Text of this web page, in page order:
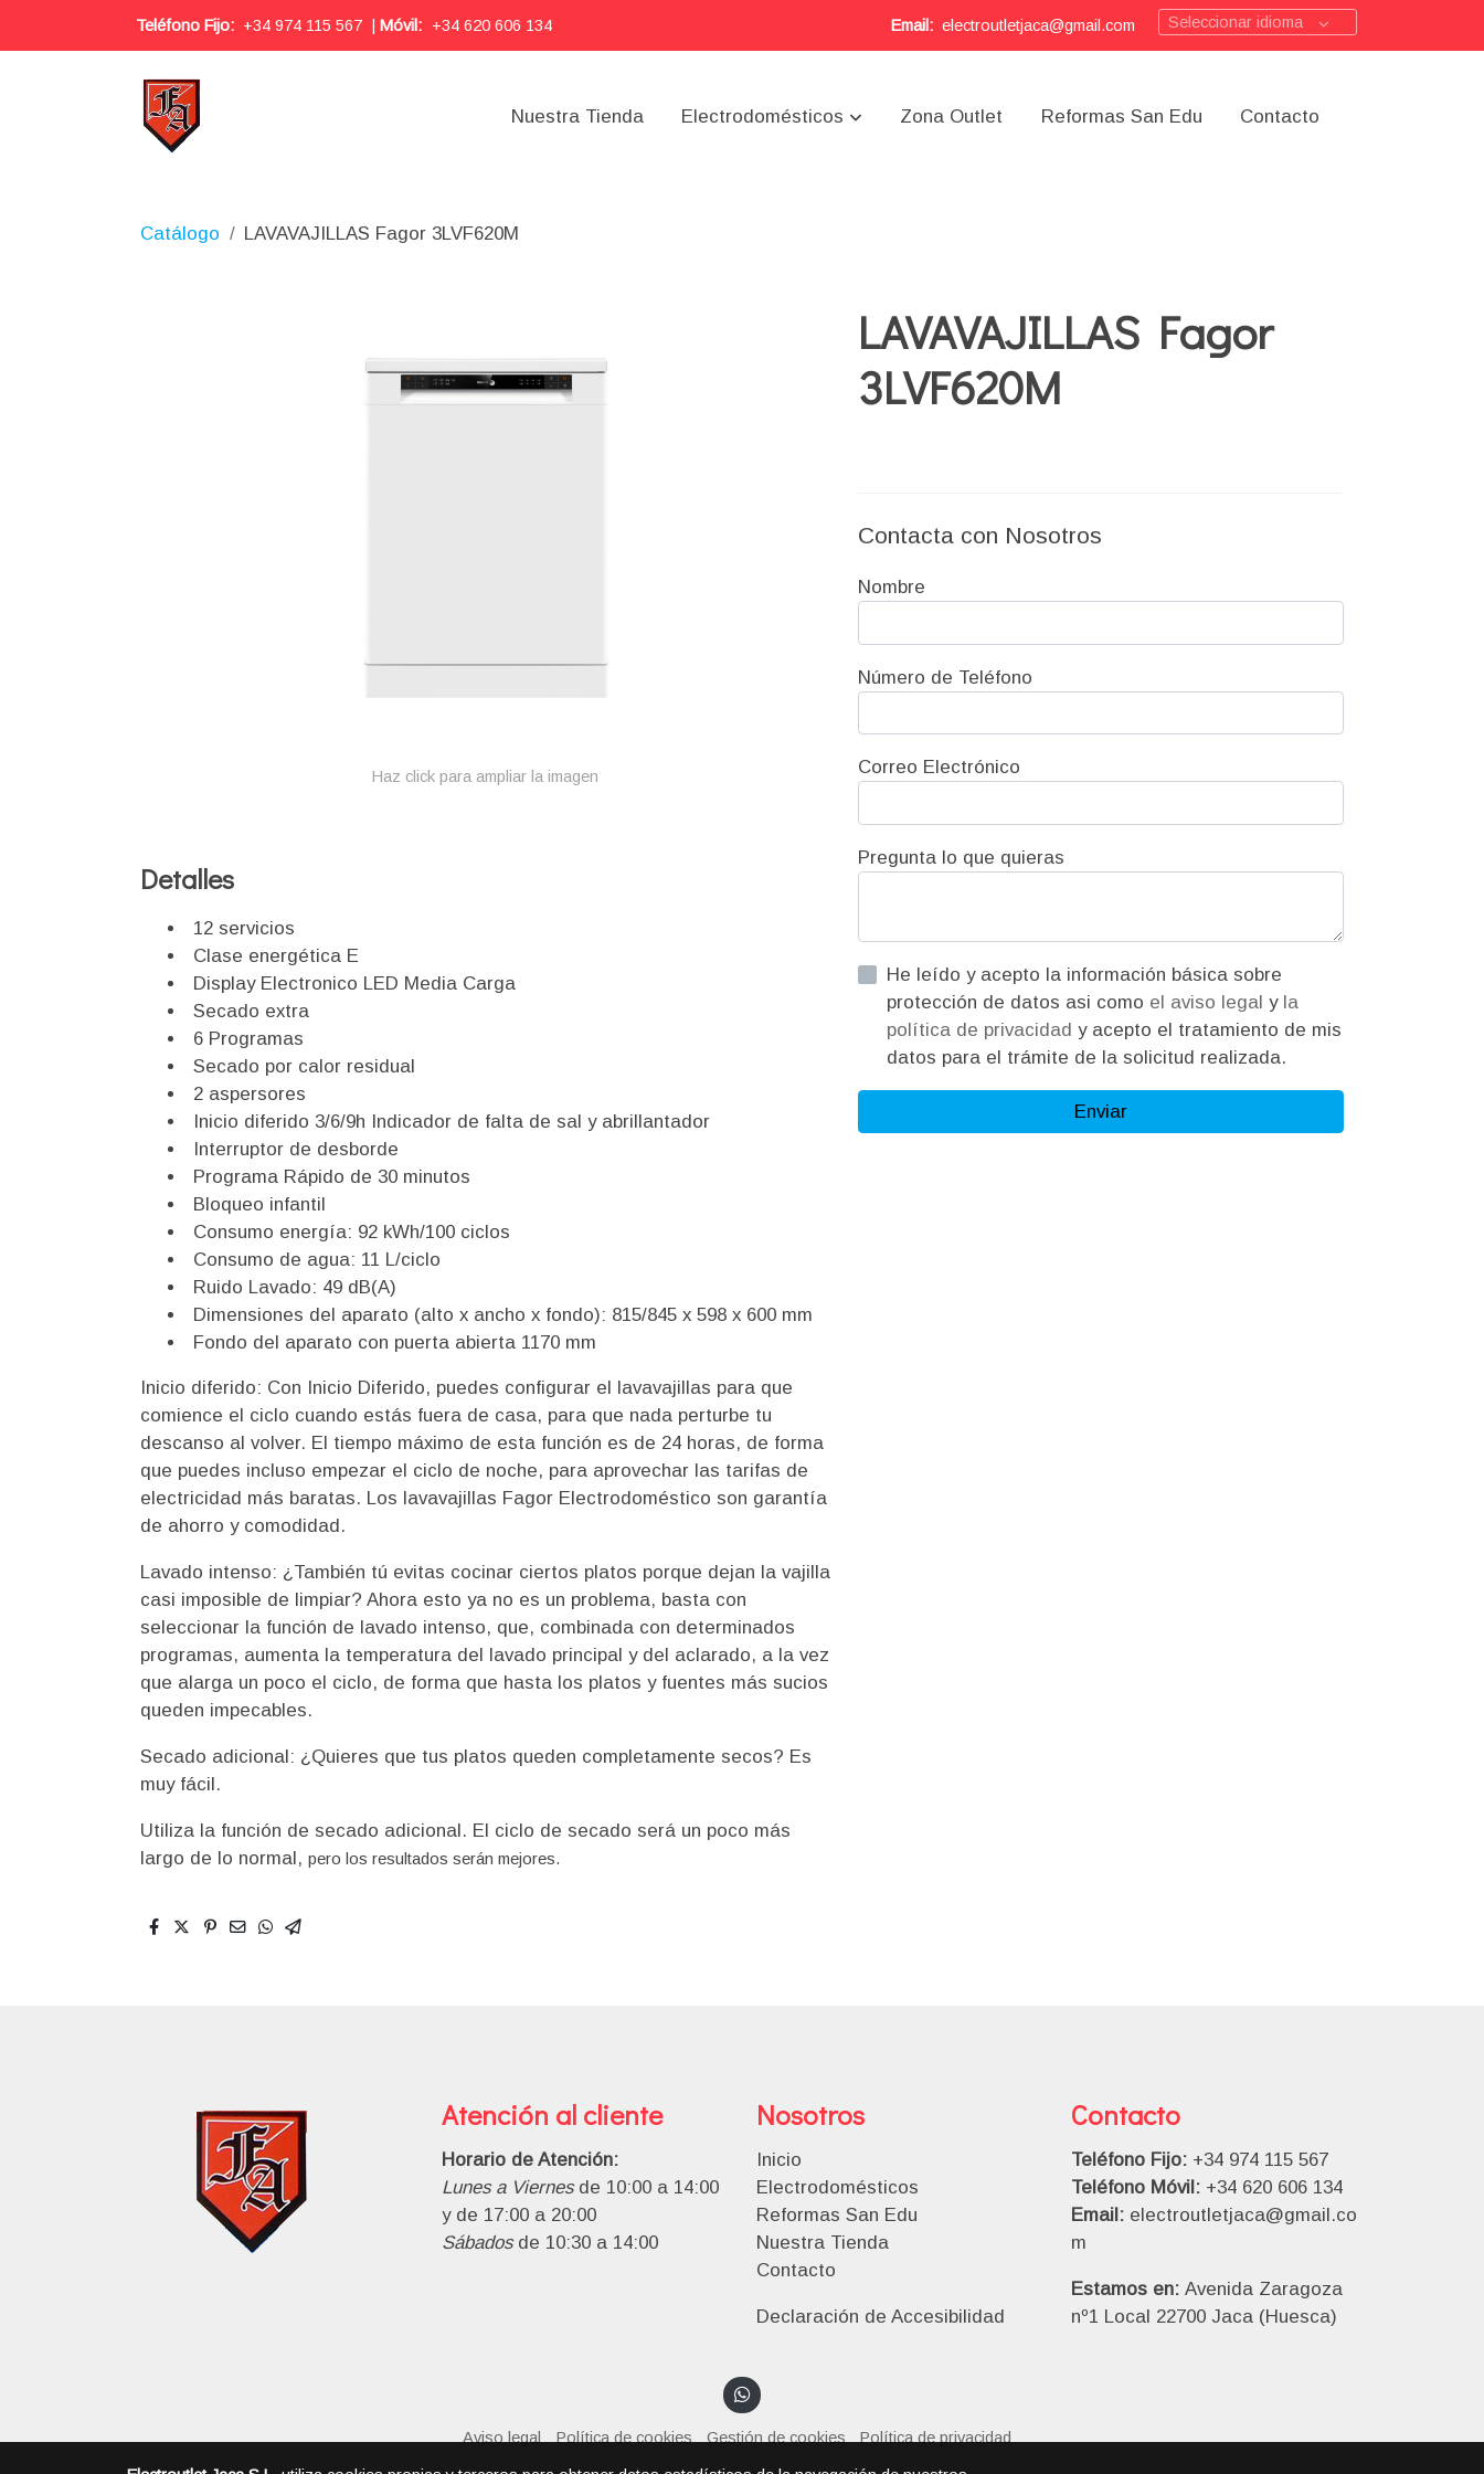
Teléfono Fijo: +34 974 115 567 Móvil: +34 620 606 134 Email: electroutletjaca@gmail.com Seleccionar idioma
Nuestra Tienda Electrodomésticos Zona Outlet Reformas San Edu Contacto
Catálogo LAVAVAJILLAS Fagor 3LVF620M
Haz click para ampliar la imagen
Detalles
12 servicios
Clase energética E
Display Electronico LED Media Carga
Secado extra
6 Programas
Secado por calor residual
2 aspersores
Inicio diferido 3/6/9h Indicador de falta de sal y abrillantador
Interruptor de desborde
Programa Rápido de 30 minutos
Bloqueo infantil
Consumo energía: 92 kWh/100 ciclos
Consumo de agua: 11 L/ciclo
Ruido Lavado: 49 dB(A)
Dimensiones del aparato (alto x ancho x fondo): 815/845 x 598 x 600 mm
Fondo del aparato con puerta abierta 1170 mm
Inicio diferido: Con Inicio Diferido, puedes configurar el lavavajillas para que
comience el ciclo cuando estás fuera de casa, para que nada perturbe tu
descanso al volver. El tiempo máximo de esta función es de 24 horas, de forma
que puedes incluso empezar el ciclo de noche, para aprovechar las tarifas de
electricidad más baratas. Los lavavajillas Fagor Electrodoméstico son garantía
de ahorro y comodidad.
Lavado intenso: ¿También tú evitas cocinar ciertos platos porque dejan la vajilla
casi imposible de limpiar? Ahora esto ya no es un problema, basta con
seleccionar la función de lavado intenso, que, combinada con determinados
programas, aumenta la temperatura del lavado principal y del aclarado, a la vez
que alarga un poco el ciclo, de forma que hasta los platos y fuentes más sucios
queden impecables.
Secado adicional: ¿Quieres que tus platos queden completamente secos? Es
muy fácil.
Utiliza la función de secado adicional. El ciclo de secado será un poco más
largo de lo normal,pero los resultados serán mejores.
LAVAVAJILLAS Fagor
3LVF620M
Contacta con Nosotros
Nombre
Número de Teléfono
Correo Electrónico
Pregunta lo que quieras
He leído y acepto la información básica sobre
protección de datos asi como el aviso legal y la
política de privacidad y acepto el tratamiento de mis
datos para el trámite de la solicitud realizada.
Enviar
Atención al cliente
Horario de Atención:
Lunes a Viernesde 10:00 a 14:00
y de 17:00 a 20:00
Sábadosde 10:30 a 14:00
Nosotros
Inicio
Electrodomésticos
Reformas San Edu
Nuestra Tienda
Contacto
Declaración de Accesibilidad
Contacto
Teléfono Fijo: +34 974 115 567
Teléfono Móvil:+34 620 606 134
Email: electroutletjaca@gmail.co
m
Estamos en: Avenida Zaragoza
nº1 Local 22700 Jaca (Huesca)
Aviso legal Política de cookies Gestión de cookies Política de privacidad